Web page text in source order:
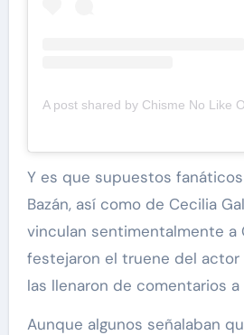
A post shared by Chisme No Like
Y es que supuestos
Bazán, así como de Cecilia
vinculan sentimentalmente a
festejaron el truene del actor
las llenaron de comentarios a
Aunque algunos señalaban